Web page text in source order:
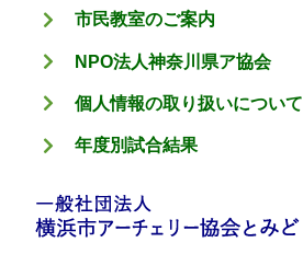
市民教室のご案内
NPO法人神奈川県ア協会
個人情報の取り扱いについて
年度別試合結果